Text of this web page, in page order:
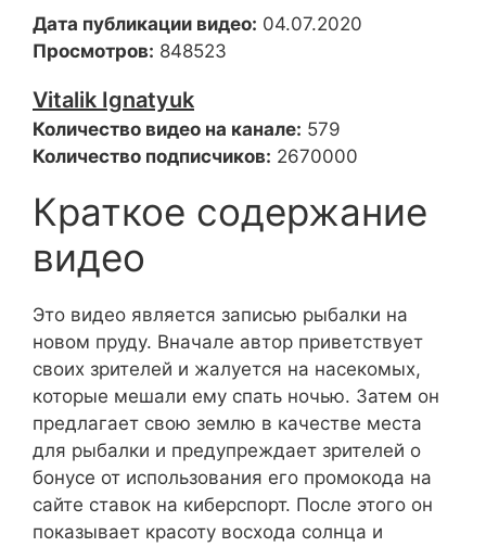
Дата публикации видео: 04.07.2020
Просмотров: 848523
Vitalik Ignatyuk
Количество видео на канале: 579
Количество подписчиков: 2670000
Краткое содержание
видео
Это видео является записью рыбалки на
новом пруду. Вначале автор приветствует
своих зрителей и жалуется на насекомых,
которые мешали ему спать ночью. Затем он
предлагает свою землю в качестве места
для рыбалки и предупреждает зрителей о
бонусе от использования его промокода на
сайте ставок на киберспорт. После этого он
показывает красоту восхода солнца и